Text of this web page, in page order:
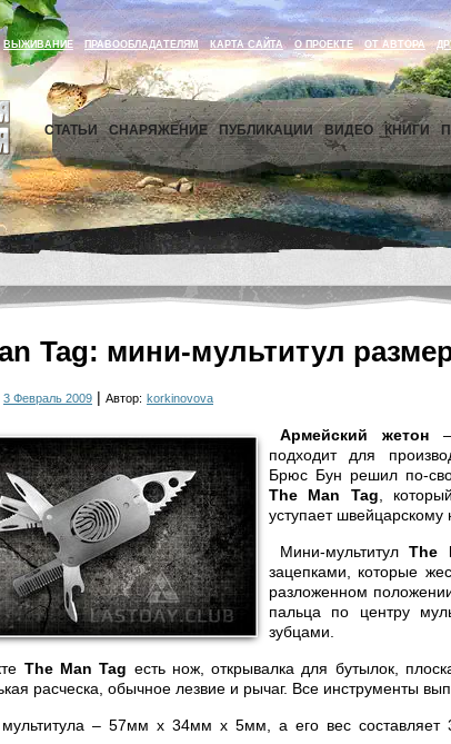
ВЫЖИВАНИЕ ПРАВООБЛАДАТЕЛЯМ КАРТА САЙТА О ПРОЕКТЕ ОТ АВТОРА
СТАТЬИ СНАРЯЖЕНИЕ ПУБЛИКАЦИИ ВИДЕО КНИГИ
Tag: мини-мультитул
3 Февраль 2009 | Автор: korkinovova
Армейский жетон
подходит для
Брюс Бун решил по-
The Man Tag ,
уступает швейцарскому
Мини-мультитулThe
зацепками, которые
разложенном
пальца по центру
зубцами.
The Man Tag есть нож, открывалка для бутылок,
расческа, обычное лезвие и рычаг. Все инструменты
мультитула – 57мм x 34мм x 5мм, а его вес составляет